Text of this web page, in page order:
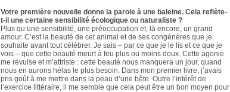
Votre première nouvelle donne la parole à une baleine. Cela reflète-
t-il une certaine sensibilité écologique ou naturaliste ?
Plus qu’une sensibilité, une préoccupation et, là encore, un grand
amour. C’est la beauté de cet animal et de ses congénères que je
souhaite avant tout célébrer. Je sais – par ce que je le lis et ce que je
vois – que cette beauté meurt à feu plus ou moins doux. Cette agonie
me révulse et m’attriste : cette beauté nous manquera un jour, quand
nous en aurons hélas le plus besoin. Dans mon premier livre, j’avais
pris goût à me mettre dans la peau d’une bête. Outre l’intérêt de
l’exercice littéraire, il me semble que cela peut être un bon moyen pour